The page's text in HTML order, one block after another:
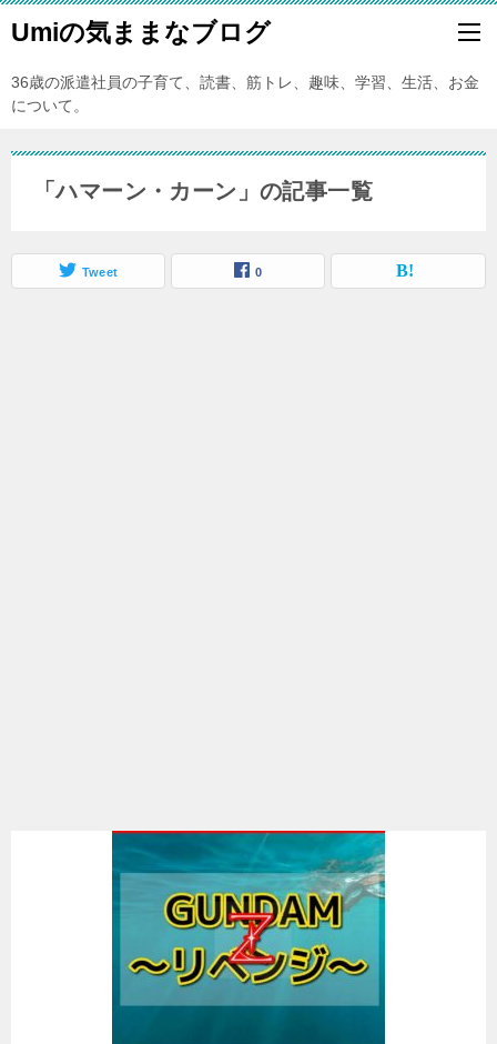
Umiの気ままなブログ
36歳の派遣社員の子育て、読書、筋トレ、趣味、学習、生活、お金
について。
「ハマーン・カーン」の記事一覧
Tweet 0